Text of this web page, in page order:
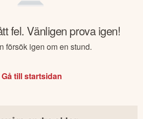
fel. Vänligen prova igen!
försök igen om en stund.
Gå till startsidan